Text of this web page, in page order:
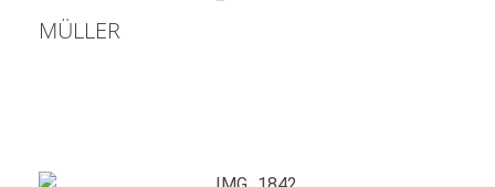
MÜLLER